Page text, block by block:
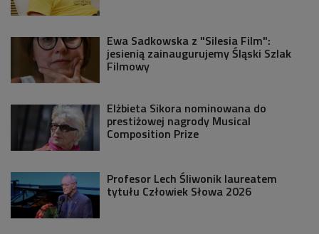
Ewa Sadkowska z "Silesia Film":
jesienią zainaugurujemy Śląski Szlak
Filmowy
Elżbieta Sikora nominowana do
prestiżowej nagrody Musical
Composition Prize
Profesor Lech Śliwonik laureatem
tytułu Człowiek Słowa 2026